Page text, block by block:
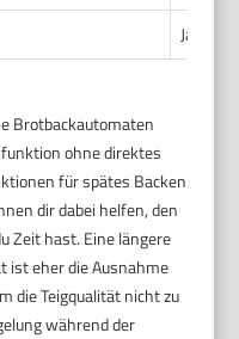
Ja, bis
Brotbackautomaten
ohne direktes
für spätes Backen
dir dabei helfen, den
Zeit hast. Eine längere
ist eher die Ausnahme
die Teigqualität nicht zu
während der